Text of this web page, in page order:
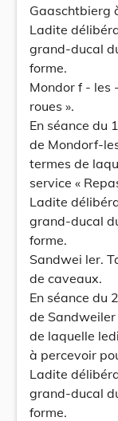
Gaaschtbierg
Ladite
grand-ducal
forme.
Mondor f - les
roues ».
En séance du
de Mondorf-
termes de
service «
Ladite
grand-ducal
forme.
Sandwei ler.
de caveaux.
En séance du
de
de laquelle
à percevoir
Ladite
grand-ducal
forme.